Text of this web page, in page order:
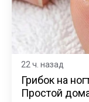
22 ч. назад
Грибок на
Простой